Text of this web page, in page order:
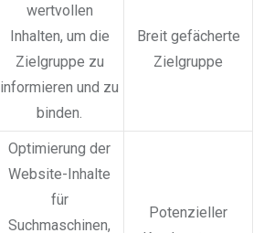
wertvollen
Inhalten, um die
Zielgruppe zu
informieren und zu
binden.
Breit gefächerte
Zielgruppe
Optimierung der
Website-Inhalte
für
Suchmaschinen,
Potenzieller